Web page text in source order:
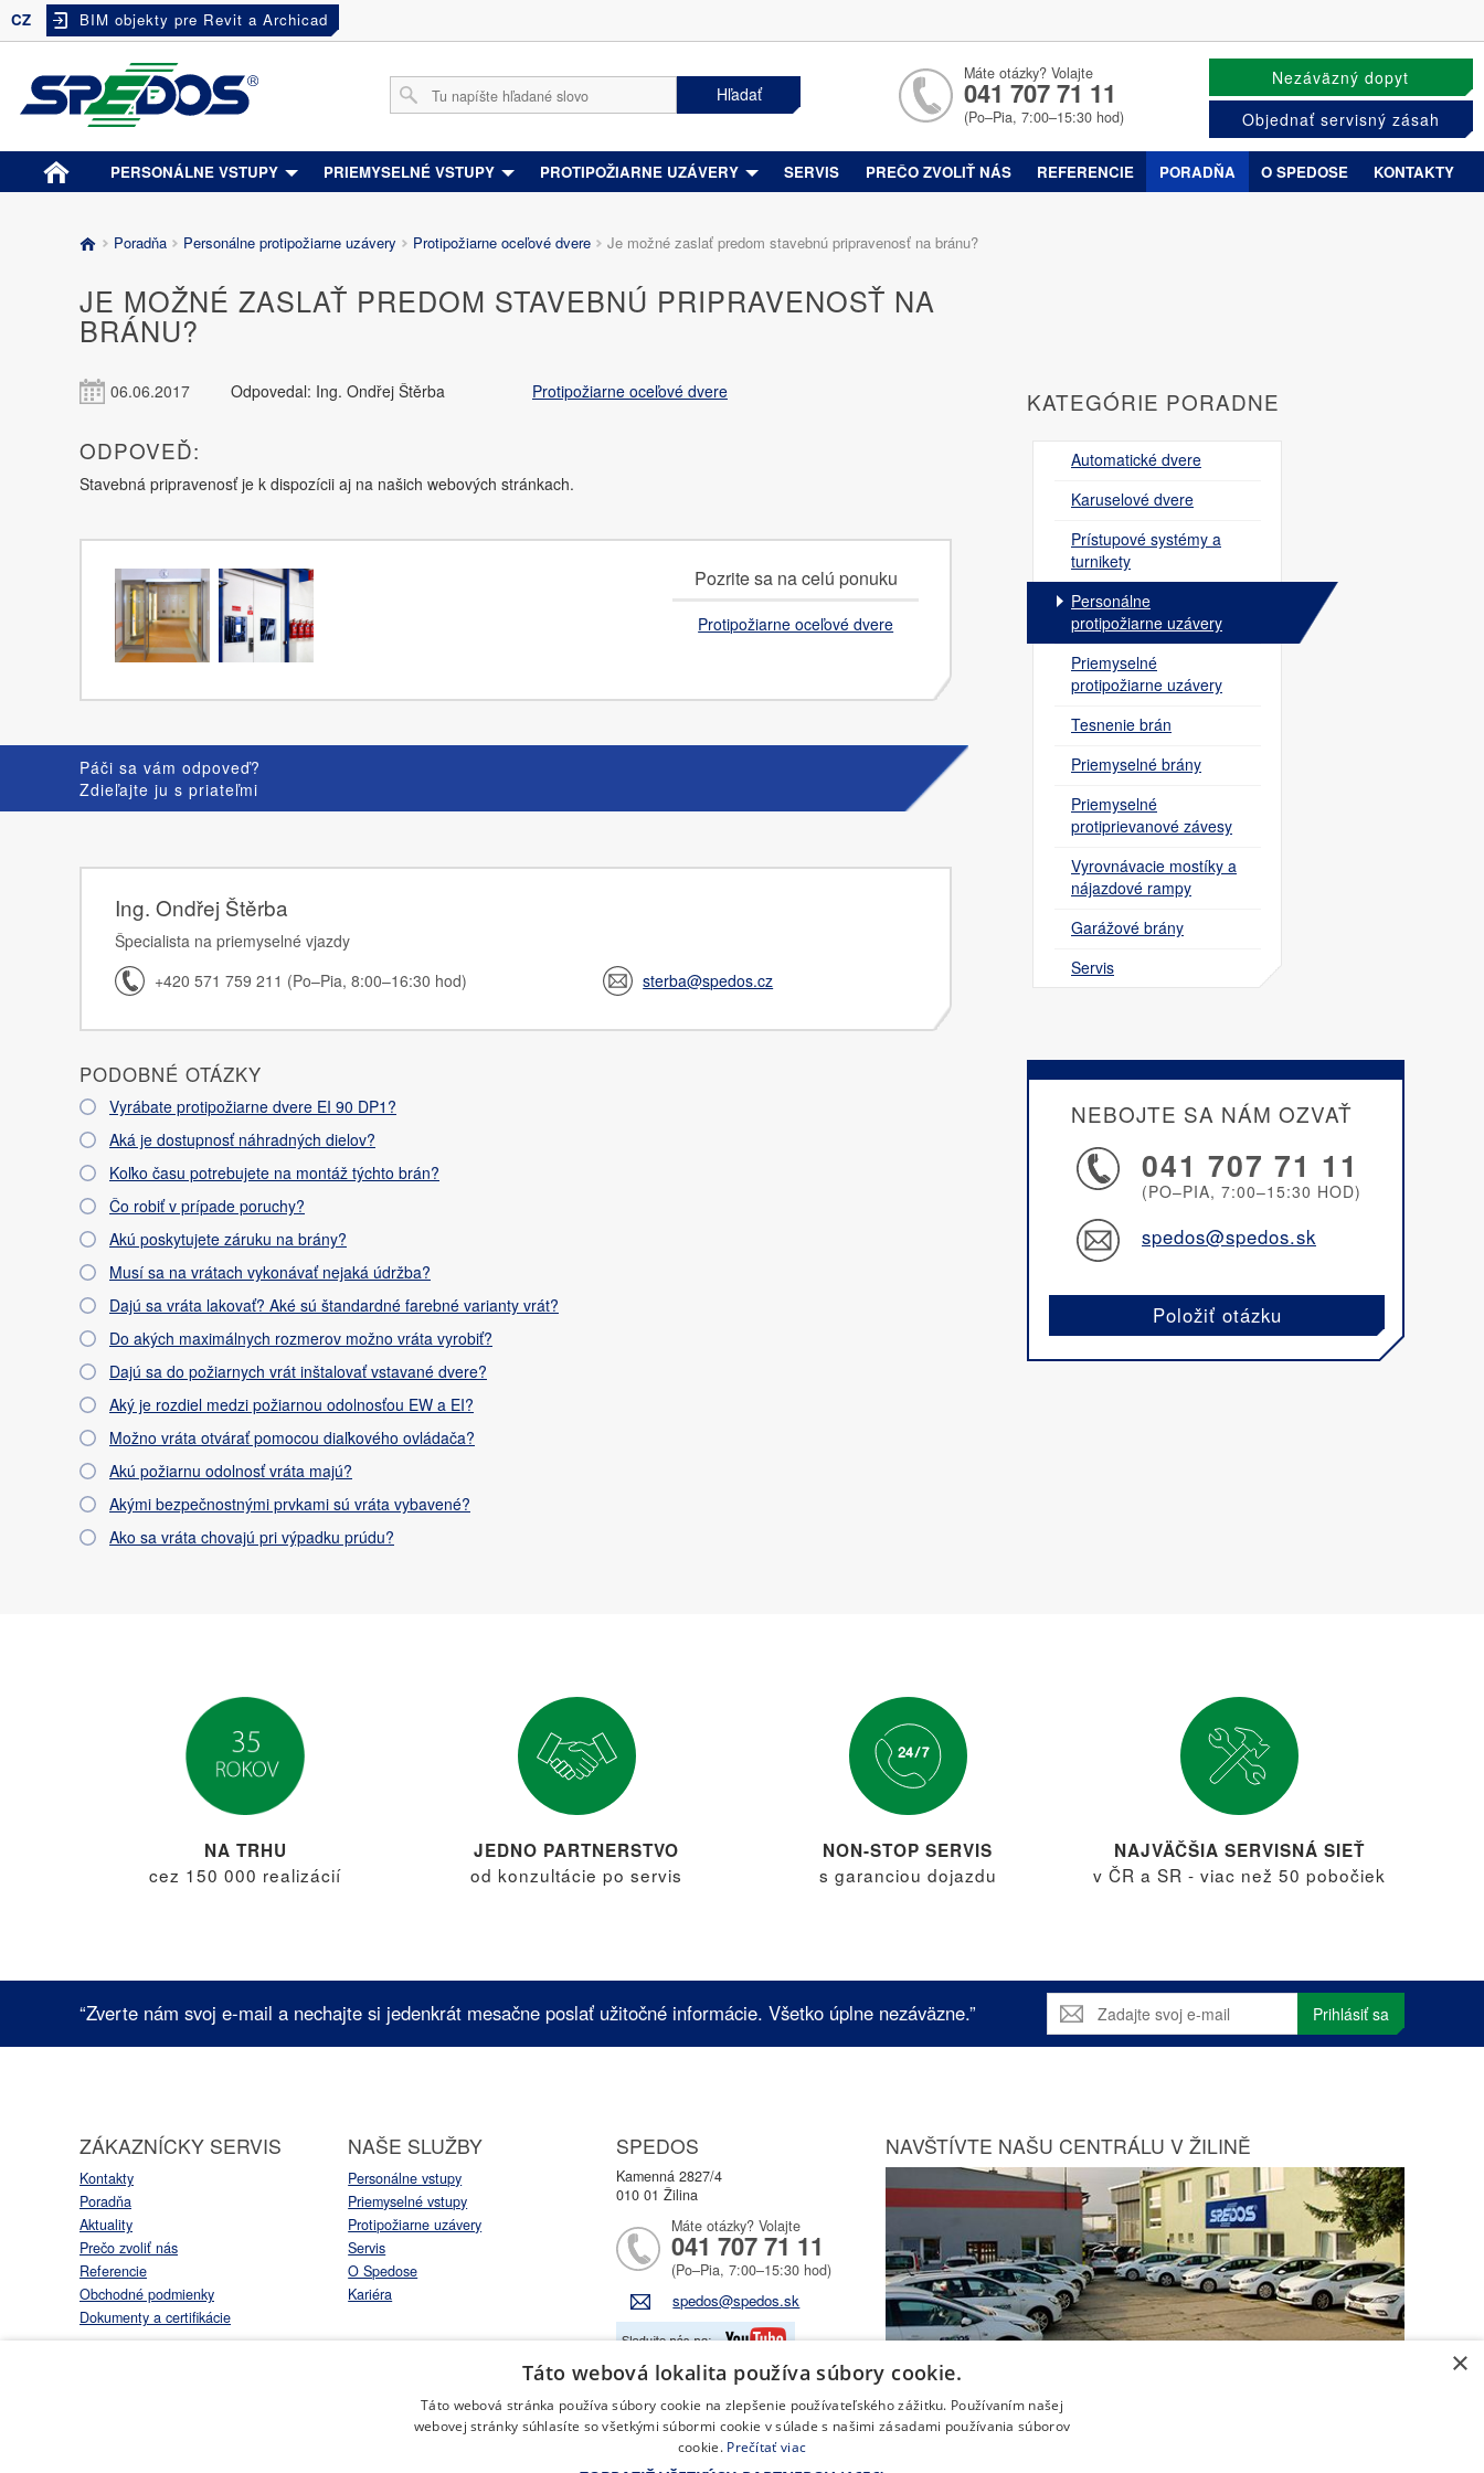
CZ BIM objekty pre Revit a Archicad
Hľadať
Máte otázky? Volajte
041 707 71 11
(Po–Pia, 7:00–15:30 hod)
Nezáväzný dopyt
Objednať servisný zásah
PERSONÁLNE VSTUPY PRIEMYSELNÉ VSTUPY PROTIPOŽIARNE UZÁVERY SERVIS PREČO ZVOLIŤ NÁS REFERENCIE PORADŇA O SPEDOSE KONTAKTY
Poradňa Personálne protipožiarne uzávery Protipožiarne oceľové dvere Je možné zaslať predom stavebnú pripravenosť na bránu?
JE MOŽNÉ ZASLAŤ PREDOM STAVEBNÚ PRIPRAVENOSŤ NA
BRÁNU?
06.06.2017 Odpovedal: Ing. Ondřej Štěrba Protipožiarne oceľové dvere
ODPOVEĎ:
Stavebná pripravenosť je k dispozícii aj na našich webových stránkach.
Pozrite sa na celú ponuku
Protipožiarne oceľové dvere
Páči sa vám odpoveď?
Zdieľajte ju s priateľmi
Ing. Ondřej Štěrba
Špecialista na priemyselné vjazdy
+420 571 759 211 (Po–Pia, 8:00–16:30 hod)
sterba@spedos.cz
PODOBNÉ OTÁZKY
Vyrábate protipožiarne dvere EI 90 DP1?
Aká je dostupnosť náhradných dielov?
Koľko času potrebujete na montáž týchto brán?
Čo robiť v prípade poruchy?
Akú poskytujete záruku na brány?
Musí sa na vrátach vykonávať nejaká údržba?
Dajú sa vráta lakovať? Aké sú štandardné farebné varianty vrát?
Do akých maximálnych rozmerov možno vráta vyrobiť?
Dajú sa do požiarnych vrát inštalovať vstavané dvere?
Aký je rozdiel medzi požiarnou odolnosťou EW a EI?
Možno vráta otvárať pomocou diaľkového ovládača?
Akú požiarnu odolnosť vráta majú?
Akými bezpečnostnými prvkami sú vráta vybavené?
Ako sa vráta chovajú pri výpadku prúdu?
KATEGÓRIE PORADNE
Automatické dvere
Karuselové dvere
Prístupové systémy a
turnikety
Personálne
protipožiarne uzávery
Priemyselné
protipožiarne uzávery
Tesnenie brán
Priemyselné brány
Priemyselné
protiprievanové závesy
Vyrovnávacie mostíky a
nájazdové rampy
Garážové brány
Servis
NEBOJTE SA NÁM OZVAŤ
041 707 71 11
(PO–PIA, 7:00–15:30 HOD)
spedos@spedos.sk
Položiť otázku
NA TRHU
cez 150 000 realizácií
JEDNO PARTNERSTVO
od konzultácie po servis
NON-STOP SERVIS
s garanciou dojazdu
NAJVÄČŠIA SERVISNÁ SIEŤ
v ČR a SR - viac než 50 pobočiek
“Zverte nám svoj e-mail a nechajte si jedenkrát mesačne poslať užitočné informácie. Všetko úplne nezáväzne.” Prihlásiť sa
ZÁKAZNÍCKY SERVIS
Kontakty
Poradňa
Aktuality
Prečo zvoliť nás
Referencie
Obchodné podmienky
Dokumenty a certifikácie
NAŠE SLUŽBY
Personálne vstupy
Priemyselné vstupy
Protipožiarne uzávery
Servis
O Spedose
Kariéra
SPEDOS
Kamenná 2827/4
010 01 Žilina
Máte otázky? Volajte
041 707 71 11
(Po–Pia, 7:00–15:30 hod)
spedos@spedos.sk
NAVŠTÍVTE NAŠU CENTRÁLU V ŽILINĚ
×
Táto webová lokalita používa súbory cookie.
Táto webová stránka používa súbory cookie na zlepšenie používateľského zážitku. Používaním našej
webovej stránky súhlasíte so všetkými súbormi cookie v súlade s našimi zásadami používania súborov
cookie. Prečítať viac